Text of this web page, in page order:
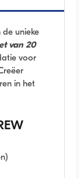
de unieke
van 20
voor
in het